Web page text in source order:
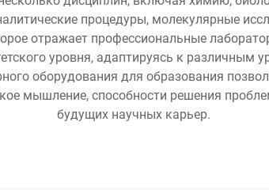
процедуры, молекулярные
отражает профессиональные
уровня, адаптируясь к
оборудования для образования
мышление, способности решения
будущих научных карьер.